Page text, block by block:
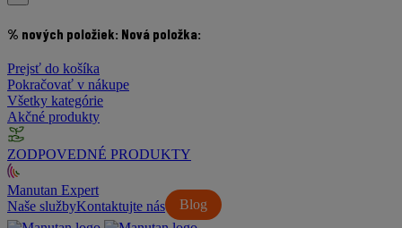
% nových položiek: Nová položka:
Prejsť do košíka
Pokračovať v nákupe
Všetky kategórie
Akčné produkty
ZODPOVEDNÉ PRODUKTY
Manutan Expert
Naše služby
Blog
Kontaktujte nás